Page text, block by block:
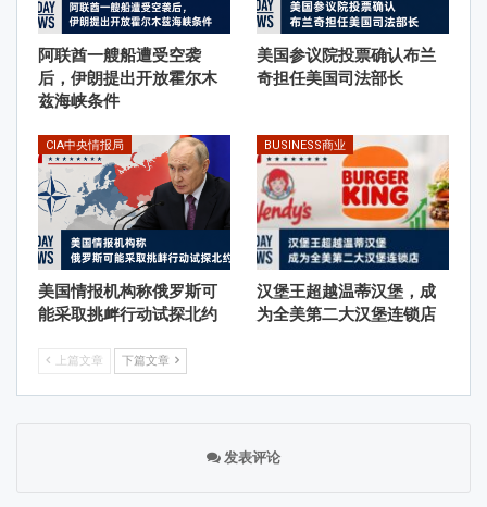
阿联酋一艘船遭受空袭
后，伊朗提出开放霍尔木
兹海峡条件
美国参议院投票确认布兰
奇担任美国司法部长
CIA中央情报局
美国情报机构称俄罗斯可
能采取挑衅行动试探北约
BUSINESS商业
汉堡王超越温蒂汉堡，成
为全美第二大汉堡连锁店
上篇文章 下篇文章
发表评论